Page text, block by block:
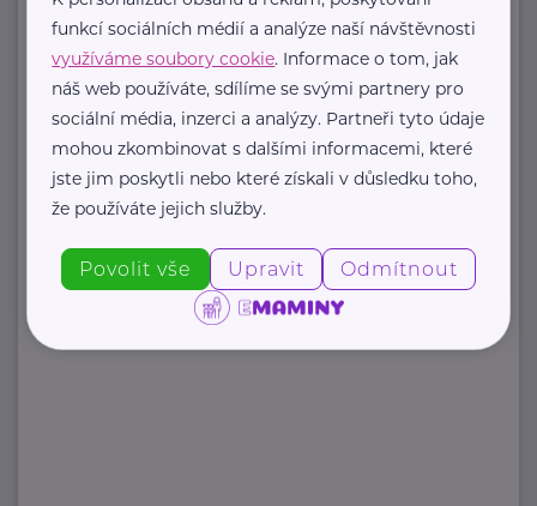
https://www.odevnibanka.cz/
+420 702 019 159
info@odevnibanka.cz
Zobrazit přehled společností
funkcí sociálních médií a analýze naší návštěvnosti
využíváme soubory cookie. Informace o tom, jak
náš web používáte, sdílíme se svými partnery pro
sociální média, inzerci a analýzy. Partneři tyto údaje
mohou zkombinovat s dalšími informacemi, které
jste jim poskytli nebo které získali v důsledku toho,
že používáte jejich služby.
Povolit vše Upravit Odmítnout